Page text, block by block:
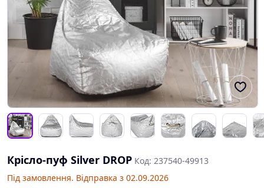
Крісло-пуф Silver DROP Код: 237540-49913
Під замовлення. Відправка з 02.09.2026